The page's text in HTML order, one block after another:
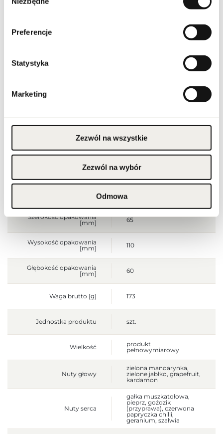
zgody
Preferencje
Statystyka
Marketing
Zezwól na wszystkie
Zezwól na wybór
Odmowa
Spicebomb Night Vision
Kraj pochodzenia
Ostrzeżenia
Produkt łatwopalny.
Trzymać z dala od ognia
Przechowywać poza
zasięgiem dzieci.
Przechowywać w
chłodnym miejscu. Nie
podrażnioną lub
uszkodzoną skórę.
zewnętrznego.
Szerokość opakowania
[mm]
65
Wysokość opakowania
[mm]
110
Głębokość opakowania
[mm]
60
Waga brutto [g] 173
Jednostka produktu szt.
Wielkość
produkt
pełnowymiarowy
Nuty głowy
zielona mandarynka,
zielone jabłko, grapefruit,
kardamon
Nuty serca
gałka muszkatołowa,
pieprz, goździk
(przyprawa), czerwona
papryczka chilli,
geranium, szałwia